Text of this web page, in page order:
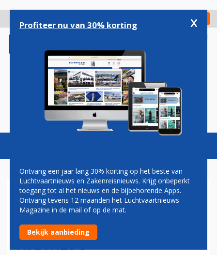
gaan
Check in
Magazine Podcasts Vacatures
AVIANCA ANNULEERT
BESTELLING VOOR
ZEVENTIEN AIRBUS
A320NEO'S
Profiteer nu van 30% korting x
Ontvang een jaar lang 30% korting op het beste van
Luchtvaartnieuws en Zakenreisnieuws. Krijg onbeperkt
toegang tot al het nieuws en de bijbehorende Apps.
Ontvang tevens 12 maanden het Luchtvaartnieuws
Magazine in de mail of op de mat.
Bekijk aanbieding